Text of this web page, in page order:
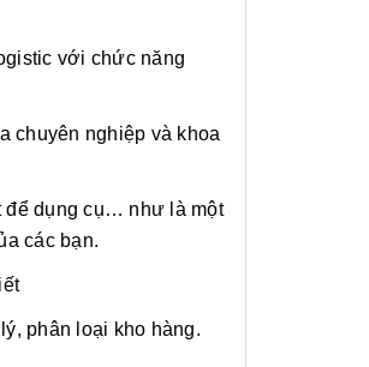
với chức năng
chuyên nghiệp và khoa
để dụng cụ… như là một
các bạn.
phân loại kho hàng.